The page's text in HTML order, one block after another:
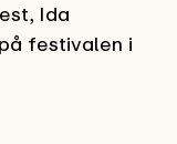
Ida
festivalen i